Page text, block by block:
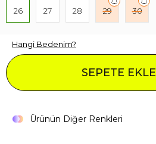
26 27 28 29 30
Hangi Bedenim?
SEPETE EKLE
Ürünün Diğer Renkleri